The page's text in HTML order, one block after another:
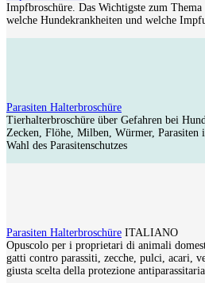
Impfbroschüre. Das Wichtigste zum
welche Hundekrankheiten und welche
Parasiten Halterbroschüre
Tierhalterbroschüre über Gefahren bei
Zecken, Flöhe, Milben, Würmer, Parasiten
Wahl des Parasitenschutzes
Parasiten Halterbroschüre ITALIANO
Opuscolo per i proprietari di animali
gatti contro parassiti, zecche, pulci, acari,
giusta scelta della protezione antiparassitaria